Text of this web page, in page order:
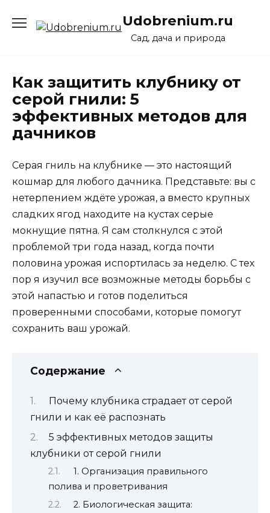
содержанию
Udobrenium.ru
Сад, дача и природа
Как защитить клубнику от
серой гнили: 5
эффективных методов для
дачников
Серая гниль на клубнике — это настоящий
кошмар для любого дачника. Представьте: вы с
нетерпением ждёте урожая, а вместо крупных
сладких ягод находите на кустах серые
мокнущие пятна. Я сам столкнулся с этой
проблемой три года назад, когда почти
половина урожая испортилась за неделю. С тех
пор я изучил все возможные методы борьбы с
этой напастью и готов поделиться
проверенными способами, которые помогут
сохранить ваш урожай.
Содержание
Почему клубника страдает от серой
гнили и как её распознать
5 эффективных методов защиты
клубники от серой гнили
1. Организация правильного
полива и проветривания
2. Биологическая защита: